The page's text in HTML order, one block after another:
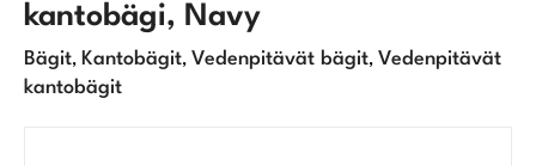
kantobägi, Navy
Bägit, Kantobägit, Vedenpitävät bägit, Vedenpitävät
kantobägit